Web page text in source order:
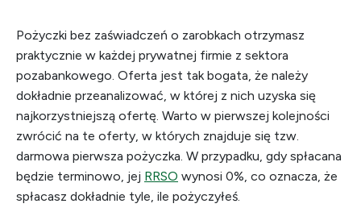
Pożyczki bez zaświadczeń o zarobkach otrzymasz
praktycznie w każdej prywatnej firmie z sektora
pozabankowego. Oferta jest tak bogata, że należy
dokładnie przeanalizować, w której z nich uzyska się
najkorzystniejszą ofertę. Warto w pierwszej kolejności
zwrócić na te oferty, w których znajduje się tzw.
darmowa pierwsza pożyczka. W przypadku, gdy spłacana
będzie terminowo, jej RRSO wynosi 0%, co oznacza, że
spłacasz dokładnie tyle, ile pożyczyłeś.